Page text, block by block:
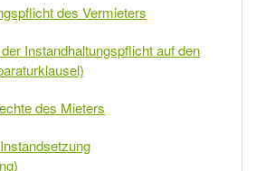
des Vermieters
Instandhaltungspflicht auf den
des Mieters